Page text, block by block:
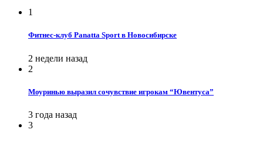
1
Фитнес-клуб Panatta Sport в Новосибирске
2 недели назад
2
Моуринью выразил сочувствие игрокам “Ювентуса”
3 года назад
3